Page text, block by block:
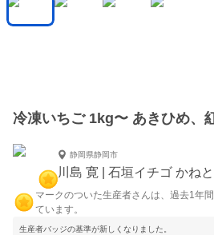
冷凍いちご 1kg〜 あきひめ、
静岡県静岡市
川島 寛 | 石垣イチゴ かね
マークのついた生産者さんは、過去1年
ています。
生産者バッジの基準が新しくなりました。